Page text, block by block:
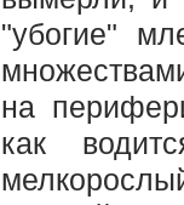
"убогие"
на
как